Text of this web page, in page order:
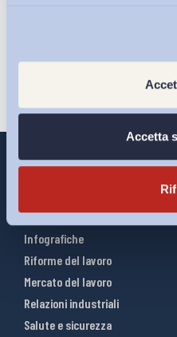
Accetta
Interventi ADAPT
Infografiche
Riforme del lavoro
Mercato del lavoro
Relazioni industriali
Salute e sicurezza